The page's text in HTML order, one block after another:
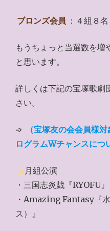
ブロンズ会員 ：４組８名
もうちょっと当選数を増
と思います。
詳しくは下記の宝塚歌劇
さい。
➩
（宝塚友の会会員様
ログラムWチャンスにつ
月組公演
・三国志炎戯『RYOFU』
・Amazing Fantasy『
ス）』